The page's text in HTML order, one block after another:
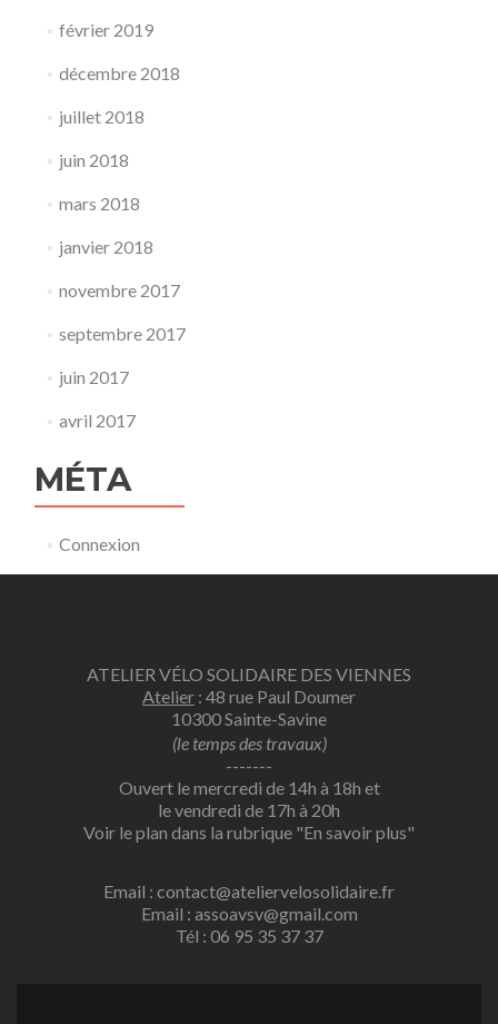
février 2019
décembre 2018
juillet 2018
juin 2018
mars 2018
janvier 2018
novembre 2017
septembre 2017
juin 2017
avril 2017
MÉTA
Connexion
ATELIER VÉLO SOLIDAIRE DES VIENNES
Atelier : 48 rue Paul Doumer
10300 Sainte-Savine
(le temps des travaux)
-------
Ouvert le mercredi de 14h à 18h et
le vendredi de 17h à 20h
Voir le plan dans la rubrique "En savoir plus"
Email : contact@ateliervelosolidaire.fr
Email : assoavsv@gmail.com
Tél : 06 95 35 37 37